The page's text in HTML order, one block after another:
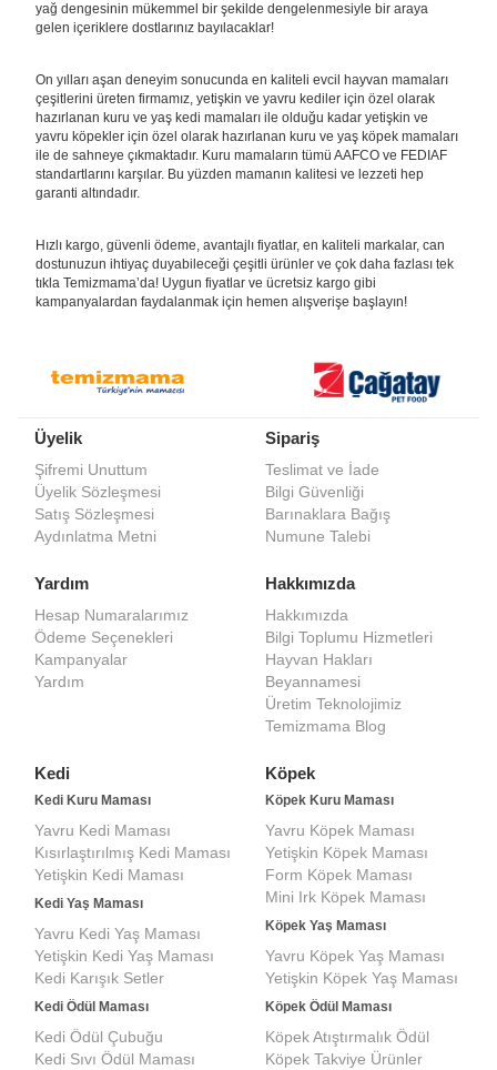
yağ dengesinin mükemmel bir şekilde dengelenmesiyle bir araya
gelen içeriklere dostlarınız bayılacaklar!
On yılları aşan deneyim sonucunda en kaliteli evcil hayvan mamaları
çeşitlerini üreten firmamız, yetişkin ve yavru kediler için özel olarak
hazırlanan kuru ve yaş kedi mamaları ile olduğu kadar yetişkin ve
yavru köpekler için özel olarak hazırlanan kuru ve yaş köpek mamaları
ile de sahneye çıkmaktadır. Kuru mamaların tümü AAFCO ve FEDIAF
standartlarını karşılar. Bu yüzden mamanın kalitesi ve lezzeti hep
garanti altındadır.
Hızlı kargo, güvenli ödeme, avantajlı fiyatlar, en kaliteli markalar, can
dostunuzun ihtiyaç duyabileceği çeşitli ürünler ve çok daha fazlası tek
tıkla Temizmama’da! Uygun fiyatlar ve ücretsiz kargo gibi
kampanyalardan faydalanmak için hemen alışverişe başlayın!
Üyelik
Şifremi Unuttum
Üyelik Sözleşmesi
Satış Sözleşmesi
Aydınlatma Metni
Sipariş
Teslimat ve İade
Bilgi Güvenliği
Barınaklara Bağış
Numune Talebi
Yardım
Hesap Numaralarımız
Ödeme Seçenekleri
Kampanyalar
Yardım
Hakkımızda
Hakkımızda
Bilgi Toplumu Hizmetleri
Hayvan Hakları
Beyannamesi
Üretim Teknolojimiz
Temizmama Blog
Kedi
Kedi Kuru Maması
Yavru Kedi Maması
Kısırlaştırılmış Kedi Maması
Yetişkin Kedi Maması
Kedi Yaş Maması
Yavru Kedi Yaş Maması
Yetişkin Kedi Yaş Maması
Kedi Karışık Setler
Kedi Ödül Maması
Kedi Ödül Çubuğu
Kedi Sıvı Ödül Maması
Köpek
Köpek Kuru Maması
Yavru Köpek Maması
Yetişkin Köpek Maması
Form Köpek Maması
Mini Irk Köpek Maması
Köpek Yaş Maması
Yavru Köpek Yaş Maması
Yetişkin Köpek Yaş Maması
Köpek Ödül Maması
Köpek Atıştırmalık Ödül
Köpek Takviye Ürünler